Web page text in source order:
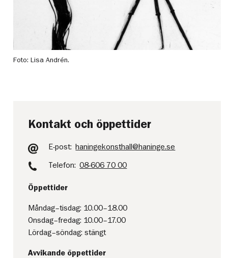
Foto: Lisa Andrén.
Kontakt och öppettider
E-post: haningekonsthall@haninge.se
Telefon: 08-606 70 00
Öppettider
Måndag–tisdag: 10.00–18.00
Onsdag–fredag: 10.00–17.00
Lördag–söndag: stängt
Avvikande öppettider